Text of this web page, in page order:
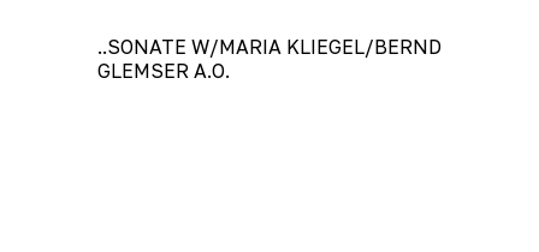
..SONATE W/MARIA KLIEGEL/BERND
GLEMSER A.O.